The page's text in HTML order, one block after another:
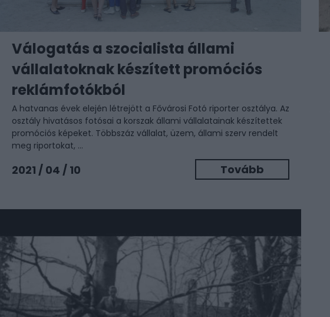
Válogatás a szocialista állami
vállalatoknak készített promóciós
reklámfotókból
A hatvanas évek elején létrejött a Fővárosi Fotó riporter osztálya. Az
osztály hivatásos fotósai a korszak állami vállalatainak készítettek
promóciós képeket. Többszáz vállalat, üzem, állami szerv rendelt
meg riportokat, ...
2021 / 04 / 10 Tovább